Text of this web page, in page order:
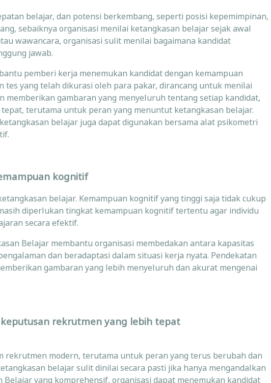
belajar, dan potensi berkembang, seperti posisi kepemimpinan,
sebaiknya organisasi menilai ketangkasan belajar sejak awal
wawancara, organisasi sulit menilai bagaimana kandidat
jawab.
pemberi kerja menemukan kandidat dengan kemampuan
yang telah dikurasi oleh para pakar, dirancang untuk menilai
gambaran yang menyeluruh tentang setiap kandidat,
terutama untuk peran yang menuntut ketangkasan belajar.
belajar juga dapat digunakan bersama alat psikometri
kognitif
belajar. Kemampuan kognitif yang tinggi saja tidak cukup
diperlukan tingkat kemampuan kognitif tertentu agar individu
secara efektif.
Belajar membantu organisasi membedakan antara kapasitas
dan beradaptasi dalam situasi kerja nyata. Pendekatan
gambaran yang lebih menyeluruh dan akurat mengenai
rekrutmen yang lebih tepat
rekrutmen modern, terutama untuk peran yang terus berubah dan
belajar sulit dinilai secara pasti jika hanya mengandalkan
yang komprehensif, organisasi dapat menemukan kandidat